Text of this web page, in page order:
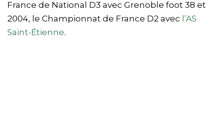
France de National D3 avec Grenoble foot 38 et
2004, le Championnat de France D2 avec l’AS
Saint-Étienne.